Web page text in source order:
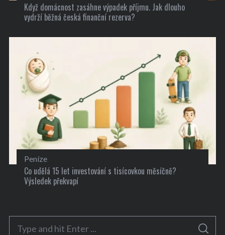
Když domácnost zasáhne výpadek příjmu. Jak dlouho
vydrží běžná česká finanční rezerva?
Peníze
Co udělá 15 let investování s tisícovkou měsíčně?
Výsledek překvapí
S